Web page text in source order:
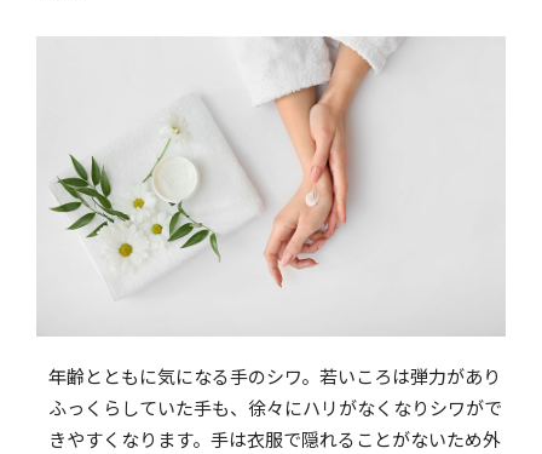
年齢とともに気になる手のシワ。若いころは弾力があり
ふっくらしていた手も、徐々にハリがなくなりシワがで
きやすくなります。手は衣服で隠れることがないため外